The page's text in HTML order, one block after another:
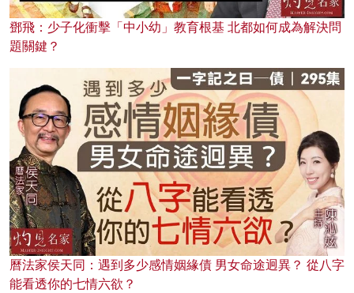
鄧飛：少子化衝擊「中小幼」教育根基 北都如何成為解決問
題關鍵？
曆法家侯天同：遇到多少感情姻緣債 男女命途迥異？ 從八字
能看透你的七情六欲？